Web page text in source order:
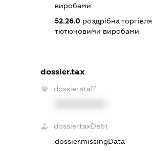
виробами
52.26.0роздрібна торгівля
тютюновими виробами
dossier.tax
dossier.staff
dossier.taxDebt
dossier.missingData